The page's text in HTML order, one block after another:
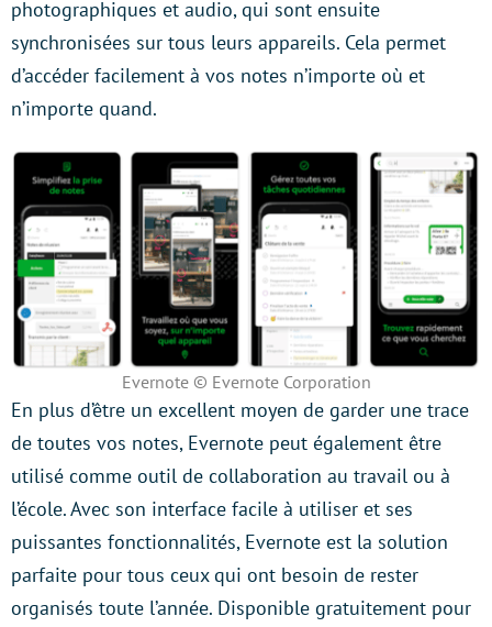
photographiques et audio, qui sont ensuite
synchronisées sur tous leurs appareils. Cela permet
d’accéder facilement à vos notes n’importe où et
n’importe quand.
Evernote © Evernote Corporation
En plus d’être un excellent moyen de garder une trace
de toutes vos notes, Evernote peut également être
utilisé comme outil de collaboration au travail ou à
l’école. Avec son interface facile à utiliser et ses
puissantes fonctionnalités, Evernote est la solution
parfaite pour tous ceux qui ont besoin de rester
organisés toute l’année. Disponible gratuitement pour